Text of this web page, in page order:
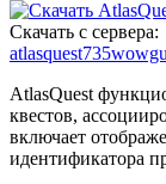
Скачать с сервера:
AtlasQuest
квестов,
включает
идентификатора